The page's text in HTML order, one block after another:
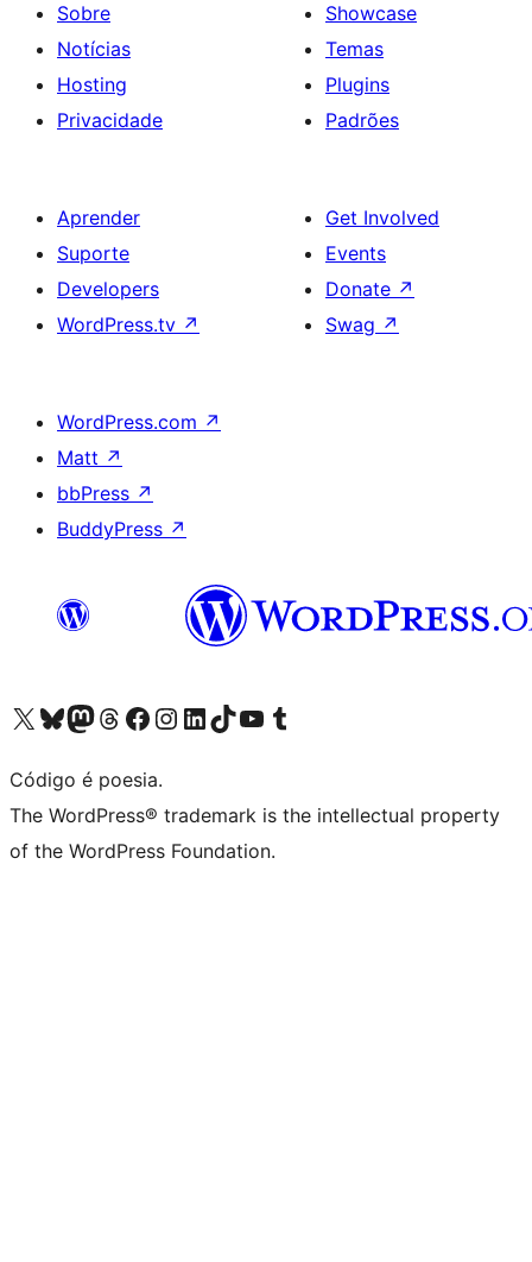
Sobre
Notícias
Hosting
Privacidade
Showcase
Temas
Plugins
Padrões
Aprender
Suporte
Developers
WordPress.tv ↗
Get Involved
Events
Donate ↗
Swag ↗
WordPress.com ↗
Matt ↗
bbPress ↗
BuddyPress ↗
Visite a nossa conta X (antigo Twitter)
Visit our Bluesky account
Visit our Mastodon account
Visit our Threads account
Visite a nossa página do Facebook
Visite a nossa conta no Instagram
Visite a nossa conta no LinkedIn
Visit our TikTok account
Visit our YouTube channel
Visit our Tumblr account
Código é poesia.
The WordPress® trademark is the intellectual property
of the WordPress Foundation.